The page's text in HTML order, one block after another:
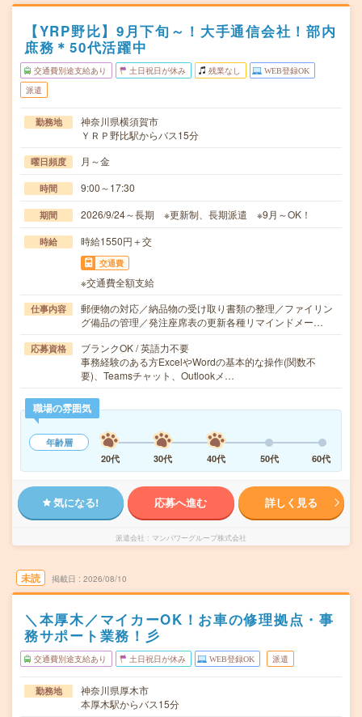
【YRP野比】9月下旬～！大手通信会社！部内
庶務＊50代活躍中
交通費別途支給あり 土日祝日が休み 残業なし WEB登録OK
派遣
勤務地
神奈川県横須賀市
ＹＲＰ野比駅からバス15分
曜日頻度 月～金
時間 9:00～17:30
期間 2026/9/24～長期 ※更新制、長期派遣 ※9月～OK！
時給 時給1550円＋交
交通費
※交通費全額支給
仕事内容
郵便物の対応／納品物の受け取り書類の整理／ファイリン
グ備品の管理／発注座席表の更新各種リマインドメー…
応募資格
ブランクOK / 英語力不要
事務経験のある方ExcelやWordの基本的な操作(関数不
要)、Teamsチャット、Outlookメ…
職場の雰囲気
年齢層
20代
30代 40代 50代 60代
気になる! 応募へ進む 詳しく見る
派遣会社 マンパワーグループ株式会社
未読 掲載日 2026/08/10
＼本厚木／マイカーOK！お車の修理拠点・事
務サポート業務！彡
交通費別途支給あり 土日祝日が休み WEB登録OK 派遣
勤務地
神奈川県厚木市
本厚木駅からバス15分